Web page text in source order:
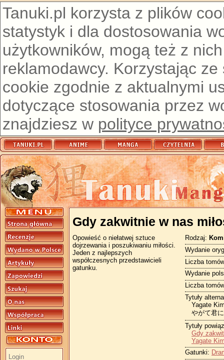
Tanuki.pl korzysta z plików
statystyk i dla dostosowania
użytkowników, mogą też z
reklamodawcy. Korzystając
cookie zgodnie z aktualnymi
dotyczące stosowania przez
znajdziesz w polityce
Gdy zakwitnie w nas
Rodzaj:
Wydanie
Liczba
Wydanie
Liczba
Tytuły
Yagate
やがて君
Tytuły
Gdy
Yagate
Gatunki:
Opowieść o niełatwej sztuce
dojrzewania i poszukiwaniu miłości.
Jeden z najlepszych
współczesnych przedstawicieli
gatunku.